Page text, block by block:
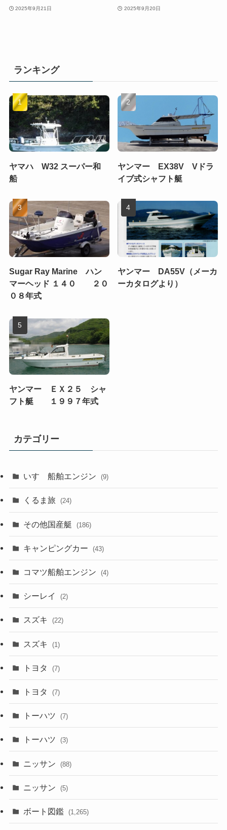
2025年9月21日 2025年9月20日
ランキング
ヤマハ W32 スーパー和
船
ヤンマー EX38V Vドラ
イブ式シャフト艇
Sugar Ray Marine ハン
マーヘッド １４０ ２０
０８年式
ヤンマー DA55V（メーカ
ーカタログより）
ヤンマー ＥＸ２５ シャ
フト艇 １９９７年式
カテゴリー
いすゞ船舶エンジン (9)
くるま旅 (24)
その他国産艇 (186)
キャンピングカー (43)
コマツ船舶エンジン (4)
シーレイ (2)
スズキ (22)
スズキ (1)
トヨタ (7)
トヨタ (7)
トーハツ (7)
トーハツ (3)
ニッサン (88)
ニッサン (5)
ボート図鑑 (1,265)